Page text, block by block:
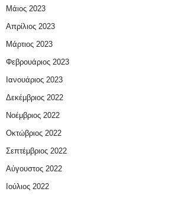
Μάιος 2023
Απρίλιος 2023
Μάρτιος 2023
Φεβρουάριος 2023
Ιανουάριος 2023
Δεκέμβριος 2022
Νοέμβριος 2022
Οκτώβριος 2022
Σεπτέμβριος 2022
Αύγουστος 2022
Ιούλιος 2022